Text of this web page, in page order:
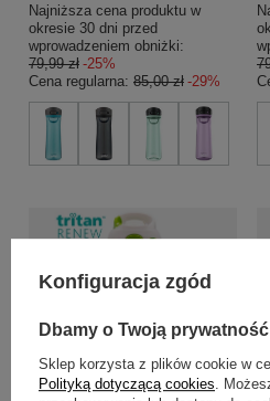
Najniższa cena produktu w
okresie 30 dni przed
wprowadzeniem obniżki:
79,99 zł -25%
Cena regularna: 85,00 zł -29%
Konfiguracja zgód
Dbamy o Twoją prywatność
Sklep korzysta z plików cookie w
Polityką dotyczącą cookies.